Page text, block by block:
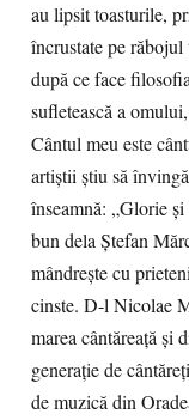
au lipsit toasturile,
încrustate pe
după ce face
sufletească a
Cântul meu este
artiştii ştiu să
înseamnă: „Glorie
bun dela Ştefan
mândreşte cu
cinste. D-l Nicolae
marea cântăreaţă şi
generaţie de
de muzică din